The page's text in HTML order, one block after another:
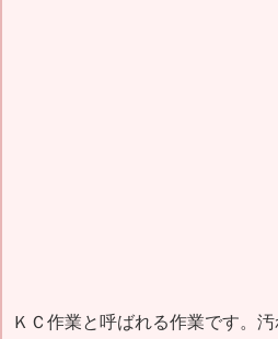
ＫＣ作業と呼ばれる作業です。汚